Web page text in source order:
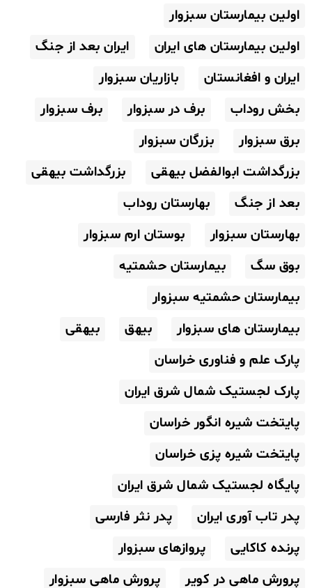
اولین بیمارستان سبزوار
اولین بیمارستان های ایران
ایران بعد از جنگ
ایران و افغانستان
بازاریان سبزوار
بخش روداب
برف در سبزوار
برف سبزوار
برق سبزوار
بزرگان سبزوار
بزرگداشت ابوالفضل بیهقی
بزرگداشت بیهقی
بعد از جنگ
بهارستان روداب
بهارستان سبزوار
بوستان ارم سبزوار
بوق سگ
بیمارستان حشمتیه
بیمارستان حشمتیه سبزوار
بیمارستان های سبزوار
بیهق
بیهقی
پارک علم و فناوری خراسان
پارک لجستیک شمال شرق ایران
پایتخت شیره انگور خراسان
پایتخت شیره پزی خراسان
پایگاه لجستیک شمال شرق ایران
پدر تاب آوری ایران
پدر نثر فارسی
پرنده کاکایی
پروازهای سبزوار
پرورش ماهی در کویر
پرورش ماهی سبزوار